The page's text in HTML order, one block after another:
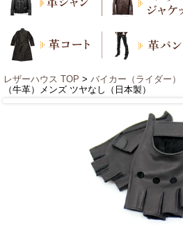
レザーハウス TOP > バイカー（ライダー）
（牛革）メンズ ツヤなし（日本製）